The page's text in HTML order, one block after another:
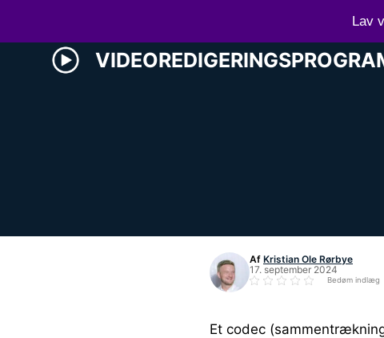
Af Kristian Ole Rørbye
17. september 2024
Bedøm indlæg
Et codec
Lav